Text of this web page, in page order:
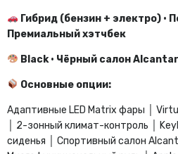
Гибрид (бензин + электро) •
Премиальный хэтчбек
Black • Чёрный салон
Основные опции:
Адаптивные LED Matrix фары │
│ 2-зонный климат-контроль │
сиденья │ Спортивный салон